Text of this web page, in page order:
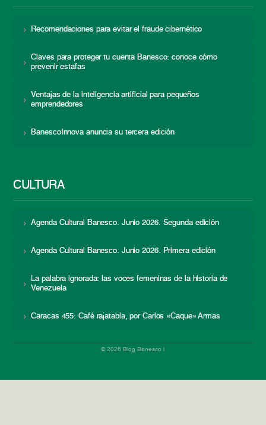
Recomendaciones para evitar el fraude cibernético
Claves para proteger tu cuenta Banesco: conoce cómo
prevenir estafas
Ventajas de la inteligencia artificial para pequeños
emprendedores
BanescoInnova anuncia su tercera edición
CULTURA
Agenda Cultural Banesco. Junio 2026. Segunda edición
Agenda Cultural Banesco. Junio 2026. Primera edición
La palabra ignorada: las voces femeninas de la historia de
Venezuela
Caracas 455: Café rajatabla, por Carlos «Caque» Armas
© 2026 Blog Banesco |